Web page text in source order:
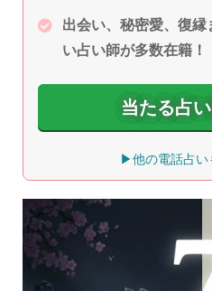
出会い、秘密愛、復
い占い師が多数在籍！
当たる占
▶他の電話占い